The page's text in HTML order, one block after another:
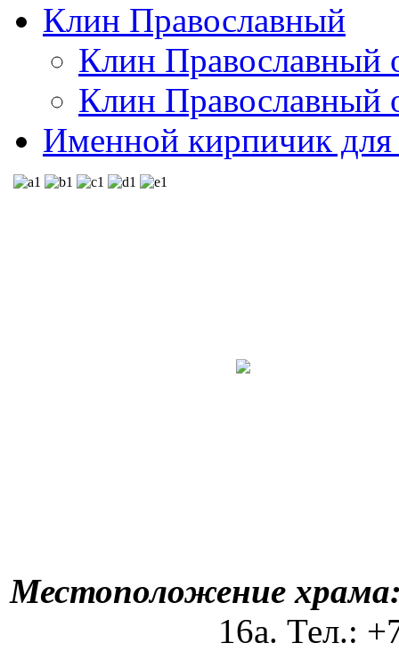
Клин Православный
Клин Православный
Клин Православный
Именной кирпичик
Местоположение
16а. Тел.: